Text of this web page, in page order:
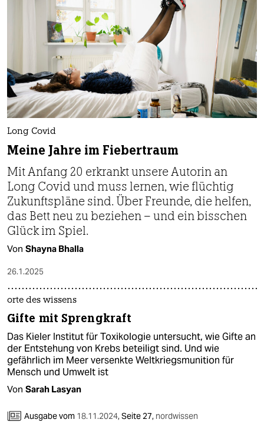
Long Covid
Meine Jahre im Fiebertraum
Mit Anfang 20 erkrankt unsere Autorin an
Long Covid und muss lernen, wie flüchtig
Zukunftspläne sind. Über Freunde, die helfen,
das Bett neu zu beziehen – und ein bisschen
Glück im Spiel.
Von Shayna Bhalla
26.1.2025
orte des wissens
Gifte mit Sprengkraft
Das Kieler Institut für Toxikologie untersucht, wie Gifte an
der Entstehung von Krebs beteiligt sind. Und wie
gefährlich im Meer versenkte Weltkriegsmunition für
Mensch und Umwelt ist
Von Sarah Lasyan
Ausgabe vom 18.11.2024,Seite 27, nordwissen